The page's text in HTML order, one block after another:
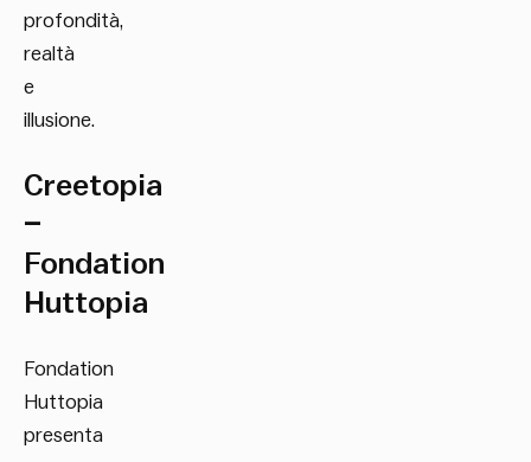
profondità,
realtà
e
illusione.
Creetopia
–
Fondation
Huttopia
Fondation
Huttopia
presenta